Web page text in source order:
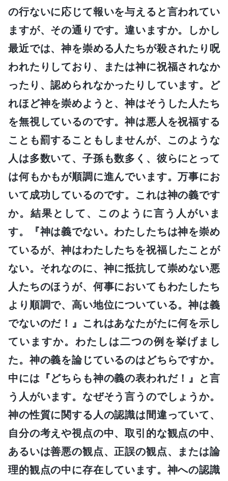
の行ないに応じて報いを与えると言われてい
ますが、その通りです。違いますか。しかし
最近では、神を崇める人たちが殺されたり呪
われたりしており、または神に祝福されなか
ったり、認められなかったりしています。ど
れほど神を崇めようと、神はそうした人たち
を無視しているのです。神は悪人を祝福する
ことも罰することもしませんが、このような
人は多数いて、子孫も数多く、彼らにとって
は何もかもが順調に進んでいます。万事にお
いて成功しているのです。これは神の義です
か。結果として、このように言う人がいま
す。『神は義でない。わたしたちは神を崇め
ているが、神はわたしたちを祝福したことが
ない。それなのに、神に抵抗して崇めない悪
人たちのほうが、何事においてもわたしたち
より順調で、高い地位についている。神は義
でないのだ！』これはあなたがたに何を示し
ていますか。わたしは二つの例を挙げまし
た。神の義を論じているのはどちらですか。
中には『どちらも神の義の表われだ！』と言
う人がいます。なぜそう言うのでしょうか。
神の性質に関する人の認識は間違っていて、
自分の考えや視点の中、取引的な観点の中、
あるいは善悪の観点、正誤の観点、または論
理的観点の中に存在しています。神への認識